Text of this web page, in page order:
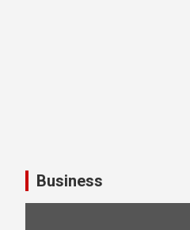
Business